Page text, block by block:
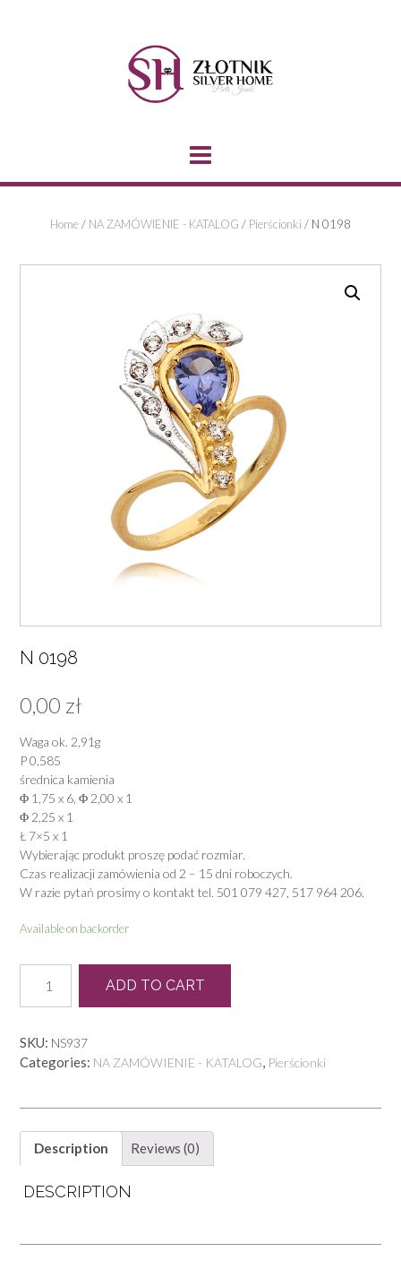
Home/ NA ZAMÓWIENIE - KATALOG / Pierścionki / N 0198
N 0198
0,00 zł
Waga ok. 2,91g
P 0,585
średnica kamienia
Φ 1,75 x 6, Φ 2,00 x 1
Φ 2,25 x 1
Ł 7×5 x 1
Wybierając produkt proszę podać rozmiar.
Czas realizacji zamówienia od 2 – 15 dni roboczych.
W razie pytań prosimy o kontakt tel. 501 079 427, 517 964 206.
Available on backorder
0198
quantity
ADD TO CART
SKU: NS937
Categories: NA ZAMÓWIENIE - KATALOG, Pierścionki
Description Reviews (0)
DESCRIPTION